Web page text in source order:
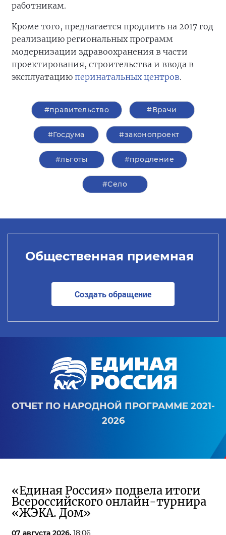
работникам.
Кроме того, предлагается продлить на 2017 год
реализацию региональных программ
модернизации здравоохранения в части
проектирования, строительства и ввода в
эксплуатацию перинатальных центров.
#правительство #Врачи
#Госдума #законопроект
#льготы #продление
#Село
Общественная приемная
Создать обращение
ОТЧЕТ ПО НАРОДНОЙ ПРОГРАММЕ 2021-
2026
«Единая Россия» подвела итоги
Всероссийского онлайн-турнира
«ЖЭКА. Дом»
07 августа 2026, 18:06